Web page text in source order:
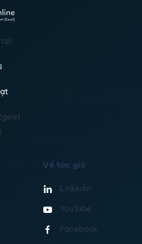
Về tác giả
Linkedin
YouTube
Facebook